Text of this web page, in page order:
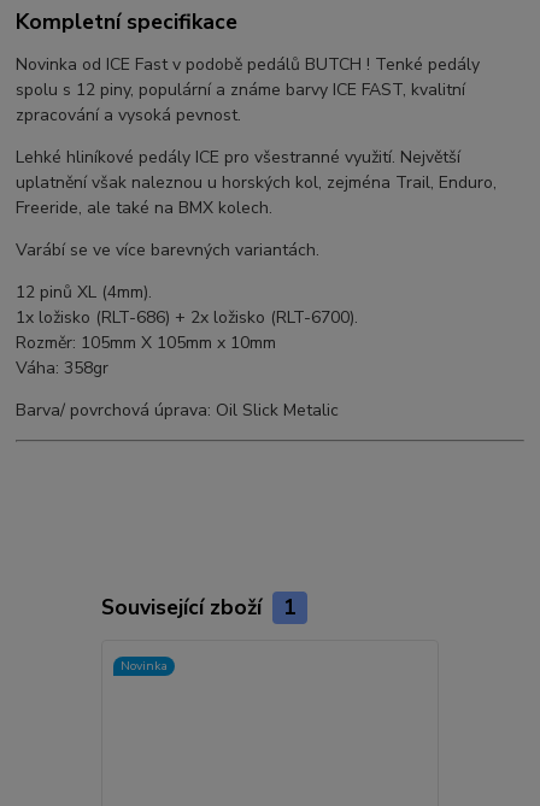
Kompletní specifikace
Novinka od ICE Fast v podobě pedálů BUTCH ! Tenké pedály
spolu s 12 piny, populární a známe barvy ICE FAST, kvalitní
zpracování a vysoká pevnost.
Lehké hliníkové pedály ICE pro všestranné využití. Největší
uplatnění však naleznou u horských kol, zejména Trail, Enduro,
Freeride, ale také na BMX kolech.
Varábí se ve více barevných variantách.
12 pinů XL (4mm).
1x ložisko (RLT-686) + 2x ložisko (RLT-6700).
Rozměr: 105mm X 105mm x 10mm
Váha: 358gr
Barva/ povrchová úprava: Oil Slick Metalic
Související zboží 1
Novinka